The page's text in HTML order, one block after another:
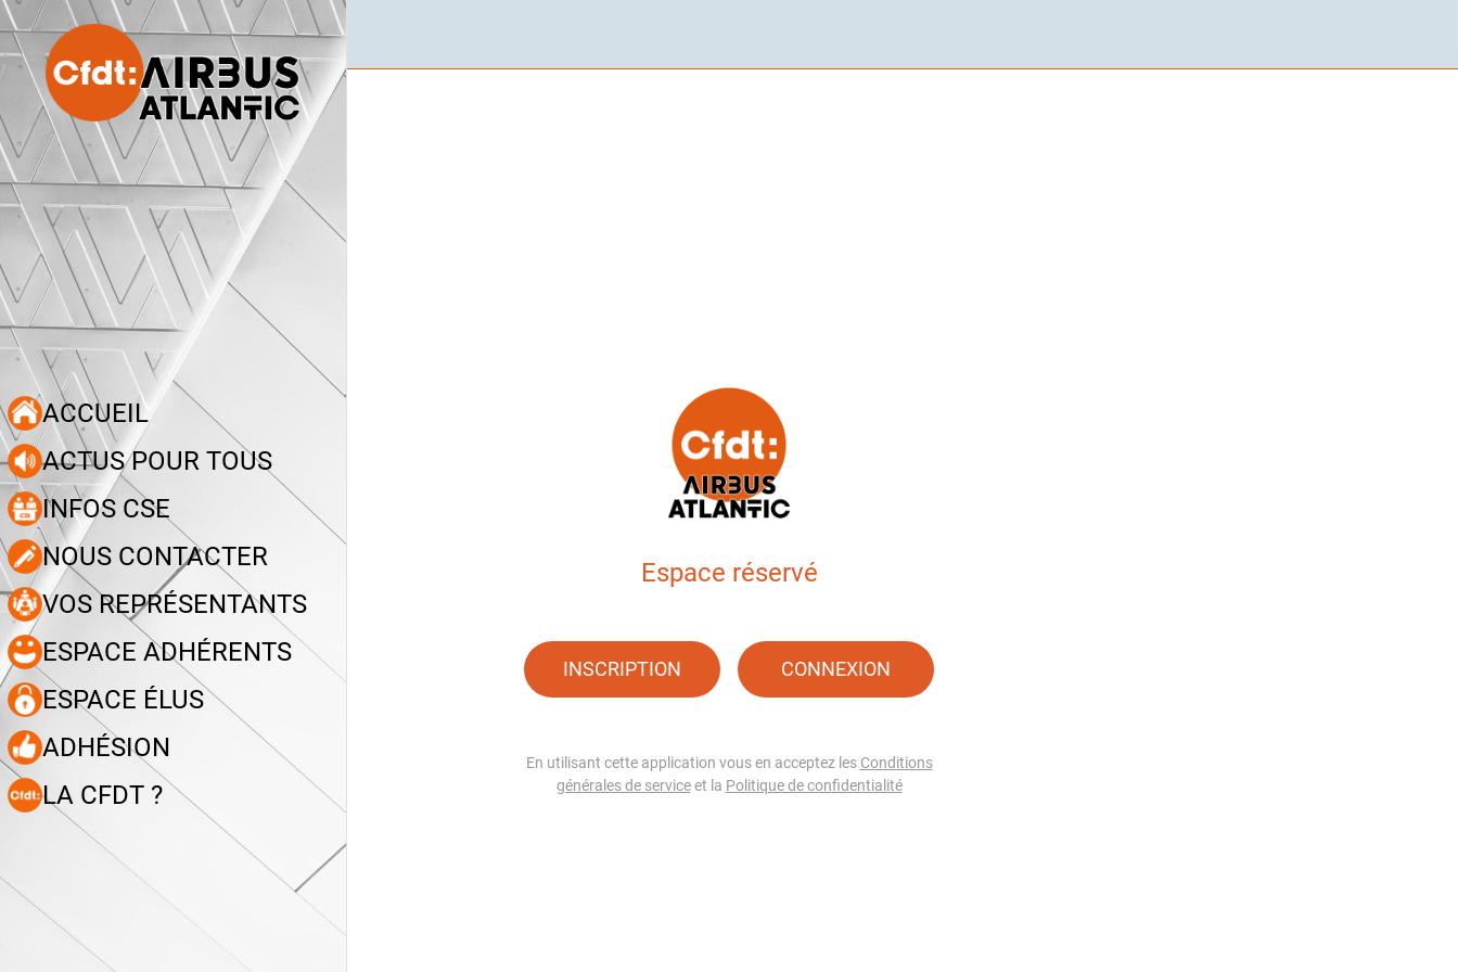
ACCUEIL
ACTUS POUR TOUS
INFOS CSE
NOUS CONTACTER
VOS REPRÉSENTANTS
ESPACE ADHÉRENTS
ESPACE ÉLUS
ADHÉSION
LA CFDT ?
Espace réservé
INSCRIPTION CONNEXION
En utilisant cette application vous en acceptez les Conditions
générales de serviceet la Politique de confidentialité